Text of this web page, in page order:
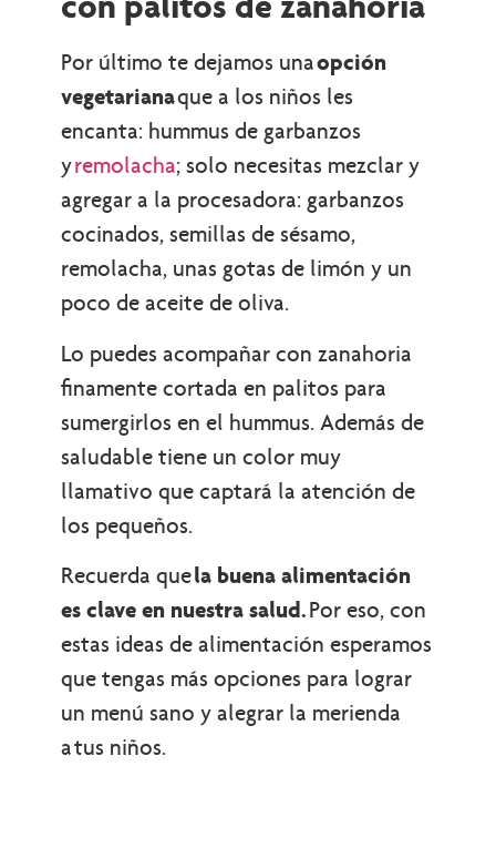
Por último te dejamos unaopción
vegetarianaque a los niños les
encanta: hummus de garbanzos
yremolacha; solo necesitas mezclar y
agregar a la procesadora: garbanzos
cocinados, semillas de sésamo,
remolacha, unas gotas de limón y un
poco de aceite de oliva.
Lo puedes acompañar con zanahoria
finamente cortada en palitos para
sumergirlos en el hummus. Además de
saludable tiene un color muy
llamativo que captará la atención de
los pequeños.
Recuerda quela buena alimentación
es clave en nuestra salud.Por eso, con
estas ideas de alimentación esperamos
que tengas más opciones para lograr
un menú sano y alegrar la merienda
a tus niños.